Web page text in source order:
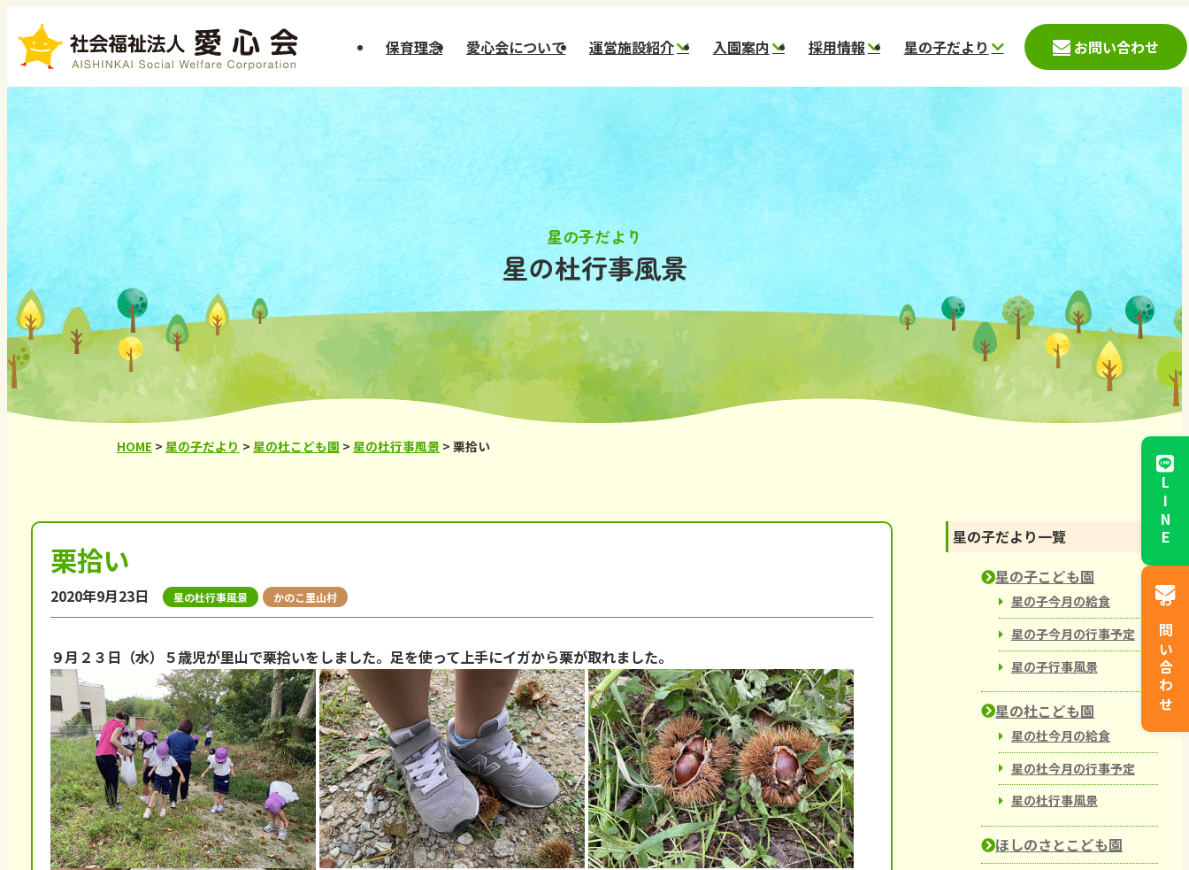
保育理念 愛心会について 運営施設紹介
幼保連携型認定 星の
子こども園
幼保連携型認定 星の
杜こども園
幼保連携型認定 ほし
のさとこども園
スター保育園
コメット保育園
小規模保育園 ステラ
小規模保育園 ほしぞ
ら
鹿の子台児童館
入園案内
新入園児募集案内
一時保育案内(神戸市)
一時預かり案内(西宮
採用情報
募集要項
愛心会データ
働く環境
一日の流れ
スタッフメッセージ
採用応募フォーム
星の子だより
星の子こども園
星の杜こども園
ほしのさとこども園
スター保育園
コメット保育園
ステラ
ほしぞら
かのこ里山村
鹿の子台児童館
からと児童館
お問い合わせ
星の杜行事風景
星の子だより
HOME > 星の子だより > 星の杜こども園 > 星の杜行事風景 > 栗拾い
栗拾い
2020年9月23日 星の杜行事風景 かのこ里山村
９月２３日（水）５歳児が里山で栗拾いをしました。足を使って上手にイガから栗が取れました。
星の子だより一覽
星の子こども園
星の子今月の給食
星の子今月の行事予定
星の子行事風景
星の杜こども園
星の杜今月の給食
星の杜今月の行事予定
星の杜行事風景
ほしのさとこども園
LINE
お問い合わせ